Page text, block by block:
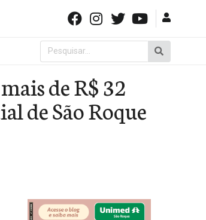
Pesquisar
por:
de R$ 32
de São Roque